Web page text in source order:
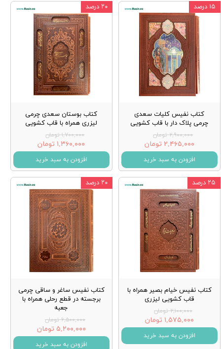
کتاب نفیس کلیات سعدی
چرمی پلاک دار با قاب کشویی
۲,۹۰۰,۰۰۰ تومان
۲,۴۶۵,۰۰۰ تومان
افزودن به سبد خرید
۱۵ درصد
کتاب بوستان سعدی چرمی
لیزری همراه با قاب کشویی
۱,۷۰۰,۰۰۰ تومان
۱,۳۶۰,۰۰۰ تومان
افزودن به سبد خرید
۲۰ درصد
کتاب نفیس خیام بصیر همراه با
قاب کشویی لیزری
۲,۱۰۰,۰۰۰ تومان
۱,۵۷۵,۰۰۰ تومان
افزودن به سبد خرید
۲۵ درصد
کتاب نفیس ساغر و ساقی چرمی
برجسته در قطع رحلی همراه با
جعبه
۶,۵۰۰,۰۰۰ تومان
۵,۲۰۰,۰۰۰ تومان
افزودن به سبد خرید
۲۰ درصد